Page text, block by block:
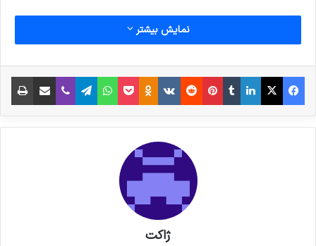
نمایش بیشتر
فیس بوک X لینکدین
‫تامبلر‫پین‌ترست
‫رددیت‫VKontakte
‫Odnoklassniki
پاکتواتس آپ تلگراموایبر اشتراک گذاری از طریق ایمیل
ژاکت